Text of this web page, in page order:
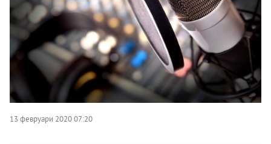
13 февруари 2020 07:20